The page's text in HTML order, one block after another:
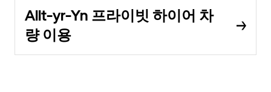
Allt-yr-Yn 프라이빗 하이어 차
량 이용